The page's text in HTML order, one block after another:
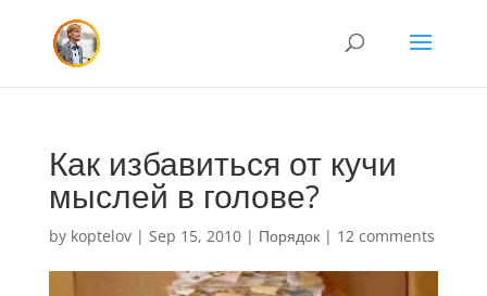
Как избавиться от кучи
мыслей в голове?
by koptelov| Sep 15, 2010| Порядок| 12 comments